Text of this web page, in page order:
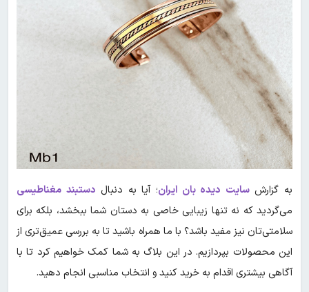
به گزارشسایت دیده بان ایران؛ آیا به دنبال دستبند مغناطیسی
می‌گردید که نه تنها زیبایی خاصی به دستان شما ببخشد، بلکه برای
سلامتی‌تان نیز مفید باشد؟ با ما همراه باشید تا به بررسی عمیق‌تری از
این محصولات بپردازیم. در این بلاگ به شما کمک خواهیم کرد تا با
آگاهی بیشتری اقدام به خرید کنید و انتخاب مناسبی انجام دهید.